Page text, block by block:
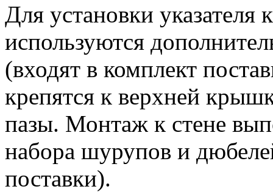
Для установки указателя
используются
(входят в комплект
крепятся к верхней
пазы. Монтаж к стене
набора шурупов и
поставки).